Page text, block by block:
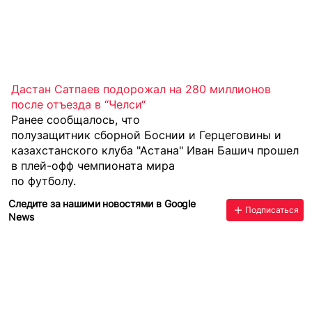
Дастан Сатпаев подорожал на 280 миллионов
после отъезда в “Челси“
Ранее сообщалось, что
полузащитник сборной Боснии и Герцеговины и
казахстанского клуба "Астана" Иван Башич прошел
в плей-офф чемпионата мира
по футболу.
Следите за нашими новостями в Google
News
Подписаться